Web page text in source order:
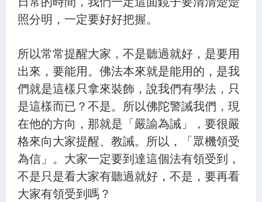
照分明，一定要好好把握。
所以常常提醒大家，不是聽過就好，是要用
出來，要能用。佛法本來就是能用的，是我
們就是這樣只拿來裝飾，說我們有學法，只
是這樣而已？不是。所以佛陀警誡我們，現
在他的方向，那就是「嚴諭為誡」，要很嚴
格來向大家提醒、教誡。所以，「眾機領受
為信」。大家一定要到達這個法有領受到，
不是只是看大家有聽過就好，不是，要再看
大家有領受到嗎？